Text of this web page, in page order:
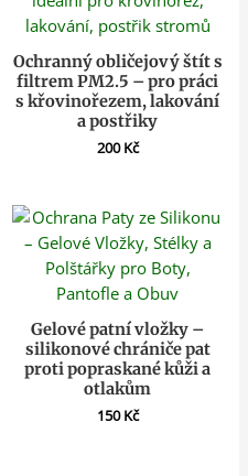
Ochranný obličejový štít s
filtrem PM2.5 – pro práci
s křovinořezem, lakování
a postřiky
200Kč
Gelové patní vložky –
silikonové chrániče pat
proti popraskané kůži a
otlakům
150Kč